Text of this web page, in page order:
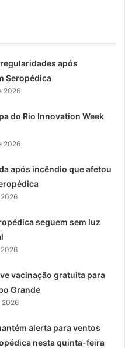
após
Seropédica
2026
do Rio Innovation Week
2026
após incêndio que afetou
seguem sem luz
vacinação gratuita para
Grande
2026
alerta para ventos
nesta quinta-feira